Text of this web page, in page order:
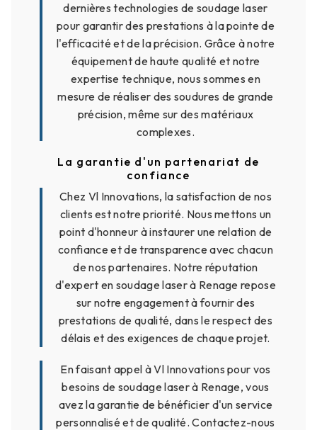
dernières technologies de soudage laser
pour garantir des prestations à la pointe de
l'efficacité et de la précision. Grâce à notre
équipement de haute qualité et notre
expertise technique, nous sommes en
mesure de réaliser des soudures de grande
précision, même sur des matériaux
complexes.
La garantie d'un partenariat de
confiance
Chez Vl Innovations, la satisfaction de nos
clients est notre priorité. Nous mettons un
point d'honneur à instaurer une relation de
confiance et de transparence avec chacun
de nos partenaires. Notre réputation
d'expert en soudage laser à Renage repose
sur notre engagement à fournir des
prestations de qualité, dans le respect des
délais et des exigences de chaque projet.
En faisant appel à Vl Innovations pour vos
besoins de soudage laser à Renage, vous
avez la garantie de bénéficier d'un service
personnalisé et de qualité. Contactez-nous